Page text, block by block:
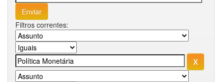
Filtros correntes: